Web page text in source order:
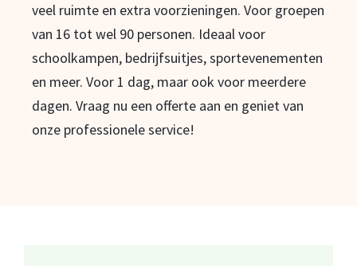
veel ruimte en extra voorzieningen. Voor groepen
van 16 tot wel 90 personen. Ideaal voor
schoolkampen, bedrijfsuitjes, sportevenementen
en meer. Voor 1 dag, maar ook voor meerdere
dagen. Vraag nu een offerte aan en geniet van
onze professionele service!